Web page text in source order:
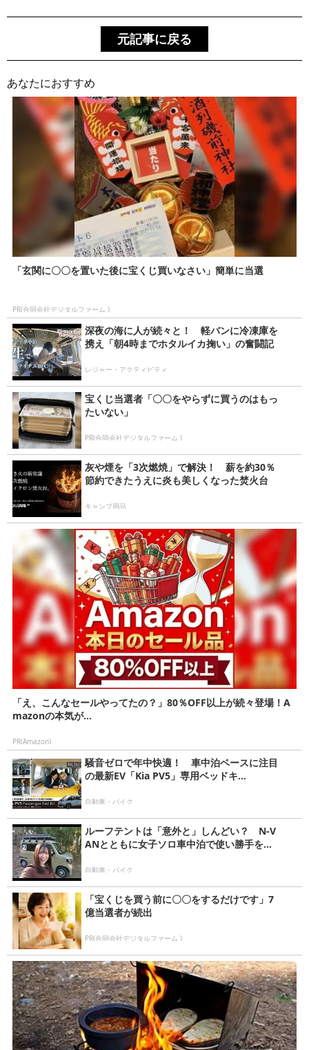
元記事に戻る
あなたにおすすめ
「玄関に〇〇を置いた後に宝くじ買いなさい」簡単に当選
PR(合同会社デジタルファーム )
深夜の海に人が続々と！ 軽バンに冷凍庫を
携え「朝4時までホタルイカ掬い」の奮闘記
レジャー・アクティビティ
宝くじ当選者「〇〇をやらずに買うのはもっ
たいない」
PR(合同会社デジタルファーム )
灰や煙を「3次燃焼」で解決！ 薪を約30％
節約できたうえに炎も美しくなった焚火台
キャンプ用品
「え、こんなセールやってたの？」80％OFF以上が続々登場！A
mazonの本気が...
PR(Amazon)
騒音ゼロで年中快適！ 車中泊ベースに注目
の最新EV「Kia PV5」専用ベッドキ...
自動車・バイク
ルーフテントは「意外と」しんどい？ N-V
ANとともに女子ソロ車中泊で使い勝手を...
自動車・バイク
「宝くじを買う前に〇〇をするだけです」7
億当選者が続出
PR(合同会社デジタルファーム )